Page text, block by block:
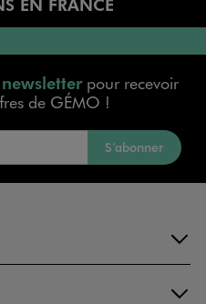
pour recevoir
de GÉMO !
S’abonner